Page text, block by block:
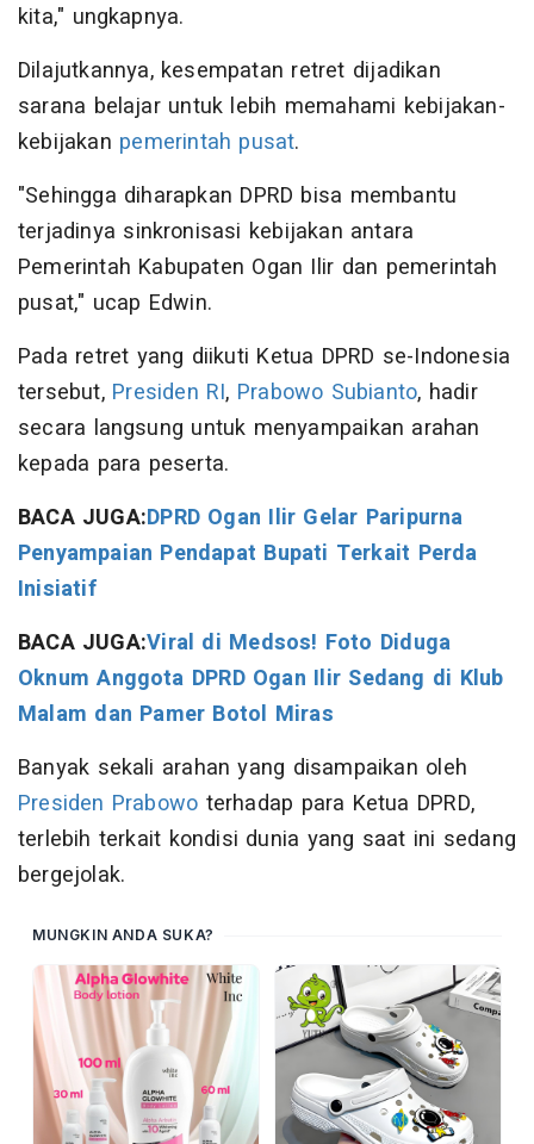
kita," ungkapnya.
Dilajutkannya, kesempatan retret dijadikan
sarana belajar untuk lebih memahami kebijakan-
kebijakan pemerintah pusat.
"Sehingga diharapkan DPRD bisa membantu
terjadinya sinkronisasi kebijakan antara
Pemerintah Kabupaten Ogan Ilir dan pemerintah
pusat," ucap Edwin.
Pada retret yang diikuti Ketua DPRD se-Indonesia
tersebut, Presiden RI, Prabowo Subianto, hadir
secara langsung untuk menyampaikan arahan
kepada para peserta.
BACA JUGA:DPRD Ogan Ilir Gelar Paripurna
Penyampaian Pendapat Bupati Terkait Perda
Inisiatif
BACA JUGA:Viral di Medsos! Foto Diduga
Oknum Anggota DPRD Ogan Ilir Sedang di Klub
Malam dan Pamer Botol Miras
Banyak sekali arahan yang disampaikan oleh
Presiden Prabowo terhadap para Ketua DPRD,
terlebih terkait kondisi dunia yang saat ini sedang
bergejolak.